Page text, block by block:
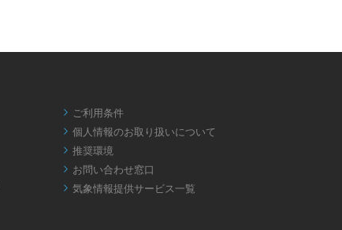
 ご利用条件
 個人情報のお取り扱いについて
 推奨環境
 お問い合わせ窓口
 気象情報提供サービス一覧